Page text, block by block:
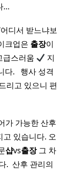
…
디서 받느냐보
크업은 출장이
급스러움
지
다. ​ ​ 행사 성격
리고 있으니 편
가 가능한 산후
있습니다. 오
샵vs출장그 차
. ​ 산후 관리의